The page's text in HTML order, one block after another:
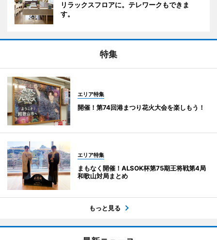
リラックスフロアに。テレワークもできま
す。
特集
エリア特集
開催！第74回港まつり花火大会を楽しもう！
エリア特集
まもなく開催！ALSOK杯第75期王将戦第4局
和歌山対局まとめ
もっと見る